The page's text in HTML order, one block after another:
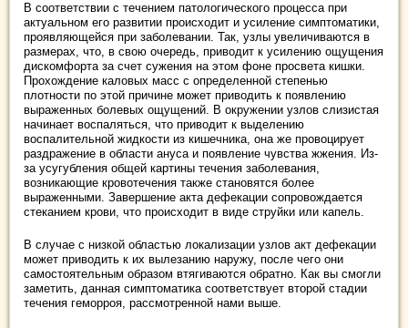
В соответствии с течением патологического процесса при
актуальном его развитии происходит и усиление симптоматики,
проявляющейся при заболевании. Так, узлы увеличиваются в
размерах, что, в свою очередь, приводит к усилению ощущения
дискомфорта за счет сужения на этом фоне просвета кишки.
Прохождение каловых масс с определенной степенью
плотности по этой причине может приводить к появлению
выраженных болевых ощущений. В окружении узлов слизистая
начинает воспаляться, что приводит к выделению
воспалительной жидкости из кишечника, она же провоцирует
раздражение в области ануса и появление чувства жжения. Из-
за усугубления общей картины течения заболевания,
возникающие кровотечения также становятся более
выраженными. Завершение акта дефекации сопровождается
стеканием крови, что происходит в виде струйки или капель.
В случае с низкой областью локализации узлов акт дефекации
может приводить к их вылезанию наружу, после чего они
самостоятельным образом втягиваются обратно. Как вы смогли
заметить, данная симптоматика соответствует второй стадии
течения геморроя, рассмотренной нами выше.